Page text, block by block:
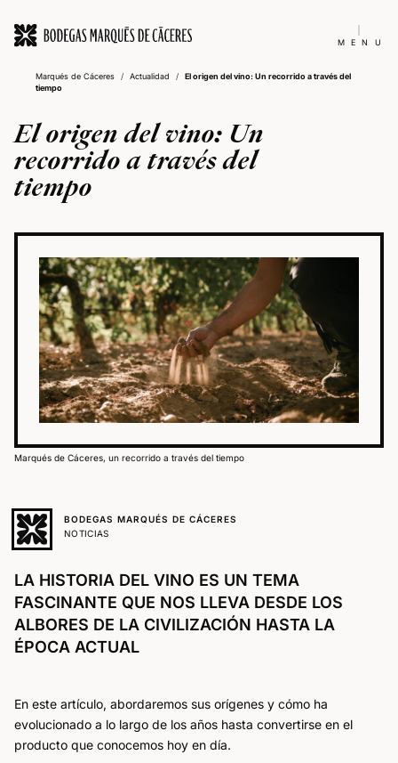
MENU
Marqués de Cáceres / Actualidad /
El origen del vino: Un recorrido a través del
tiempo
El origen del vino: Un
recorrido a través del
tiempo
Marqués de Cáceres, un recorrido a través del tiempo
BODEGAS MARQUÉS DE CÁCERES
NOTICIAS
LA HISTORIA DEL VINO ES UN TEMA
FASCINANTE QUE NOS LLEVA DESDE LOS
ALBORES DE LA CIVILIZACIÓN HASTA LA
ÉPOCA ACTUAL
En este artículo, abordaremos sus orígenes y cómo ha
evolucionado a lo largo de los años hasta convertirse en el
producto que conocemos hoy en día.